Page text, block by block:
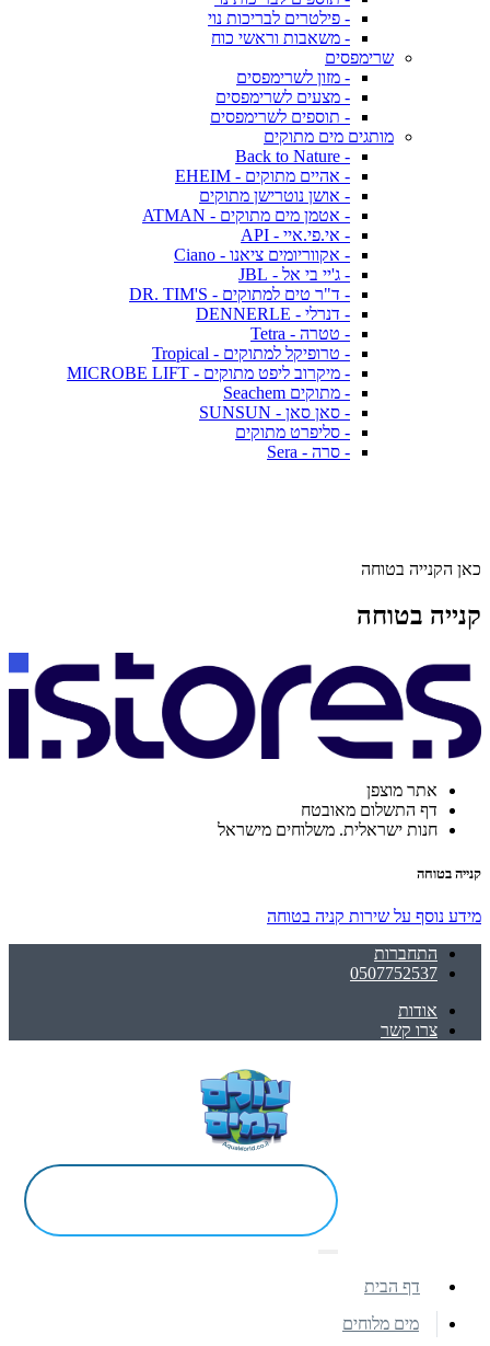
- פילטרים לבריכות נוי
- משאבות וראשי כוח
שרימפסים
- מזון לשרימפסים
- מצעים לשרימפסים
- תוספים לשרימפסים
מותגים מים מתוקים
- Back to Nature
- אהיים מתוקים - EHEIM
- אושן נוטרישן מתוקים
- אטמן מים מתוקים - ATMAN
- אי.פי.איי - API
- אקווריומים ציאנו - Ciano
- ג'יי בי אל - JBL
- ד"ר טים למתוקים - DR. TIM'S
- דנרלי - DENNERLE
- טטרה - Tetra
- טרופיקל למתוקים - Tropical
- מיקרוב ליפט מתוקים - MICROBE LIFT
- מתוקים Seachem
- סאן סאן - SUNSUN
- סליפרט מתוקים
- סרה - Sera
כאן הקנייה בטוחה
קנייה בטוחה
אתר מוצפן
דף התשלום מאובטח
חנות ישראלית. משלוחים מישראל
קנייה בטוחה
מידע נוסף על שירות קניה בטוחה
התחברות
0507752537
אודות
צרו קשר
דף הבית
מים מלוחים